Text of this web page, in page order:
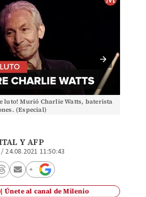
luto! Murió Charlie Watts, baterista
(Especial)
Y AFP
/ 24.08.2021 11:50:43
Únete al canal de Milenio